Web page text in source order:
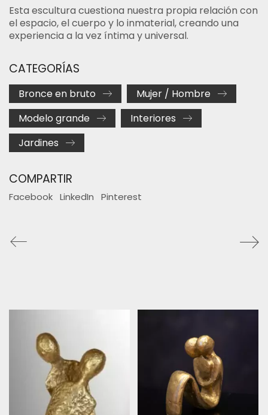
Esta escultura cuestiona nuestra propia relación con
el espacio, el cuerpo y lo inmaterial, creando una
experiencia a la vez íntima y universal.
CATEGORÍAS
Bronce en bruto
Mujer / Hombre
Modelo grande
Interiores
Jardines
COMPARTIR
Facebook LinkedIn Pinterest